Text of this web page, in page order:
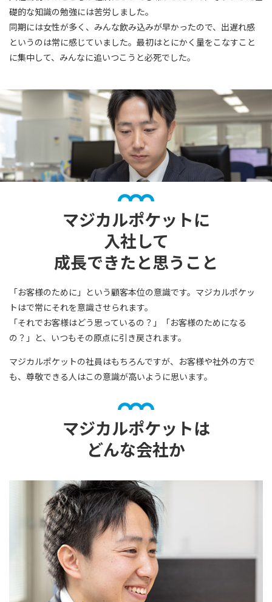
礎的な知識の勉強には苦労しました。
同期には女性が多く、みんな飲み込みが早かったので、出遅れ感
というのは常に感じていました。最初はとにかく量をこなすこと
に集中して、みんなに追いつこうと必死でした。
マジカルポケットに
入社して
成長できたと思うこと
「お客様のために」という顧客本位の意識です。マジカルポケッ
トはで常にそれを意識させられます。
「それでお客様はどう思っているの？」「お客様のためになる
の？」と、いつもその原点に引き戻されます。
マジカルポケットの社員はもちろんですが、お客様や社外の方で
も、尊敬できる人はこの意識が高いように思います。
マジカルポケットは
どんな会社か